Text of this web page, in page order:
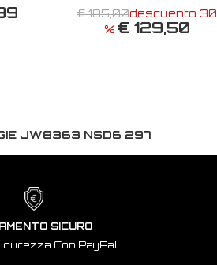
€ 185,00descuento 30
% € 129,50
JW8363 NSD6 297
SICURO
Con PayPal